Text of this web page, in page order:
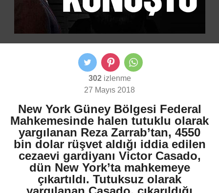
302izlenme
27 Mayıs 2018
New York Güney Bölgesi Federal
Mahkemesinde halen tutuklu olarak
yargılanan Reza Zarrab’tan, 4550
bin dolar rüşvet aldığı iddia edilen
cezaevi gardiyanı Victor Casado,
dün New York’ta mahkemeye
çıkartıldı. Tutuksuz olarak